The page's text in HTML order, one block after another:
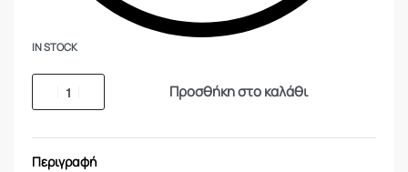
IN STOCK
Προσθήκη στο καλάθι
Περιγραφή